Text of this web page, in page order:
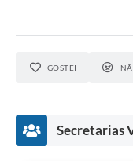
GOSTEI
Secretarias